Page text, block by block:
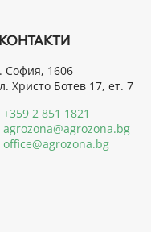
КОНТАКТИ
София, 1606
Христо Ботев 17, ет. 7
+359 2 851 1821
agrozona@agrozona.bg
office@agrozona.bg